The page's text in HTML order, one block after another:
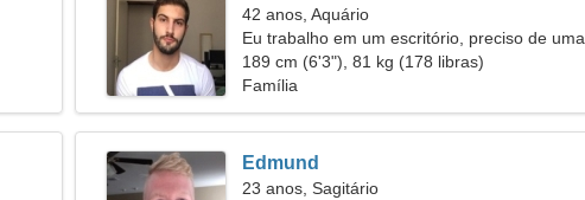
42 anos, Aquário
Eu trabalho em um escritório, preciso de uma
mulher simpática
189 cm (6'3"), 81 kg (178 libras)
Família
Edmund
23 anos, Sagitário